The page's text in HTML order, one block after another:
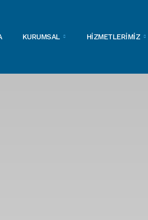
KURUMSAL HİZMETLERİMİZ